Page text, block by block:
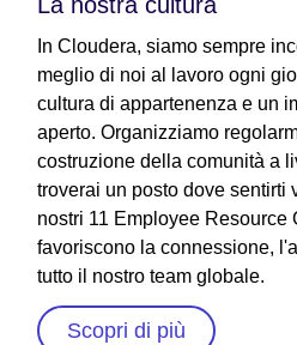
In Cloudera, siamo sempre
meglio di noi al lavoro ogni
cultura di appartenenza e un
aperto. Organizziamo
costruzione della comunità a
troverai un posto dove sentirti
nostri 11 Employee Resource
favoriscono la connessione,
tutto il nostro team globale.
Scopri di più